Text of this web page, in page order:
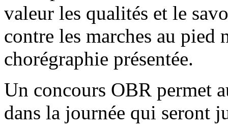
valeur les qualités et le
contre les marches au pied
chorégraphie présentée.
Un concours OBR permet
dans la journée qui seront